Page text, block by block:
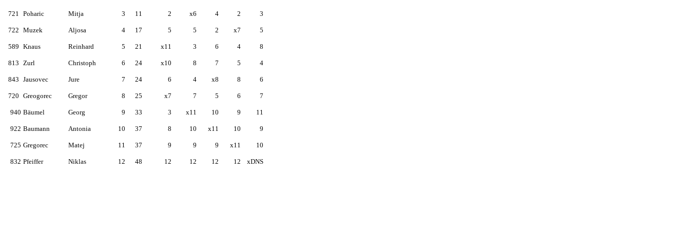
721 Poharic Mitja 3 11 2 x6 4 2 3
722 Muzek Aljosa 4 17 5 5 2 x7 5
589 Knaus Reinhard 5 21 x11 3 6 4 8
813 Zurl Christoph 6 24 x10 8 7 5 4
843 Jausovec Jure 7 24 6 4 x8 8 6
720 Greogorec Gregor 8 25 x7 7 5 6 7
940 Bäumel Georg 9 33 3 x11 10 9 11
922 Baumann Antonia 10 37 8 10 x11 10 9
725 Gregorec Matej 11 37 9 9 9 x11 10
832 Pfeiffer Niklas 12 48 12 12 12 12 xDNS